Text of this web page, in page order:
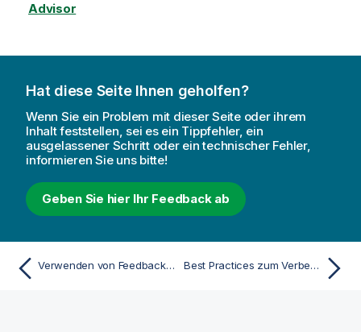
Advisor
Hat diese Seite Ihnen geholfen?
Wenn Sie ein Problem mit dieser Seite oder ihrem
Inhalt feststellen, sei es ein Tippfehler, ein
ausgelassener Schritt oder ein technischer Fehler,
informieren Sie uns bitte!
Geben Sie hier Ihr Feedback ab
Verwenden von Feedback und Nutzungsmetriken zum Verbessern der Verwendbarkeit einer Anwendung Best Practices zum Verbessern der Leistung von Anwendungen